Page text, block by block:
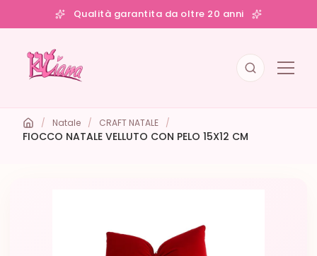
Qualità garantita da oltre 20 anni
/ Natale / CRAFT NATALE /
FIOCCO NATALE VELLUTO CON PELO 15X12 CM